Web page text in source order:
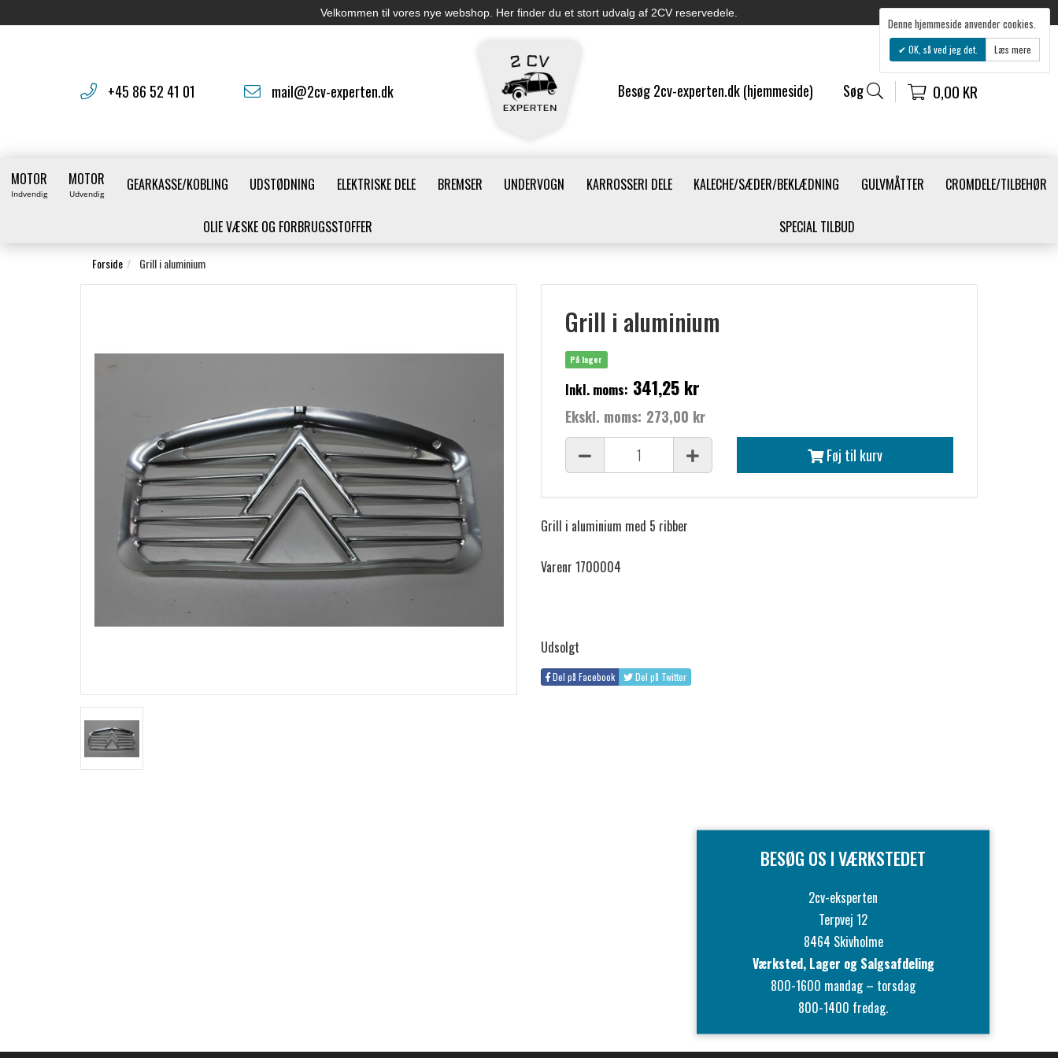
Velkommen til vores nye webshop. Her finder du et stort udvalg af 2CV reservedele.
+45 86 52 41 01 mail@2cv-experten.dk Besøg 2cv-experten.dk (hjemmeside) Søg 0,00 KR
MOTOR
Indvendig
MOTOR
Udvendig GEARKASSE/KOBLING UDSTØDNING ELEKTRISKE DELE BREMSER UNDERVOGN KARROSSERI DELE KALECHE/SÆDER/BEKLÆDNING GULVMÅTTER CROMDELE/TILBEHØR
OLIE VÆSKE OG FORBRUGSSTOFFER SPECIAL TILBUD
Forside Grill i aluminium
Grill i aluminium
På lager
Inkl. moms: 341,25 kr
Ekskl. moms: 273,00 kr
Føj til kurv
Grill i aluminium med 5 ribber
Varenr 1700004
Udsolgt
Del på Facebook Del på Twitter
BESØG OS I VÆRKSTEDET
2cv-eksperten
Terpvej 12
8464 Skivholme
Værksted, Lager og Salgsafdeling
800-1600 mandag – torsdag
800-1400 fredag.
Denne hjemmeside anvender cookies.
OK, så ved jeg det. Læs mere